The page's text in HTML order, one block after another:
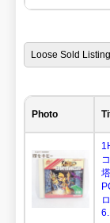
Loose Sold
Photo
6...